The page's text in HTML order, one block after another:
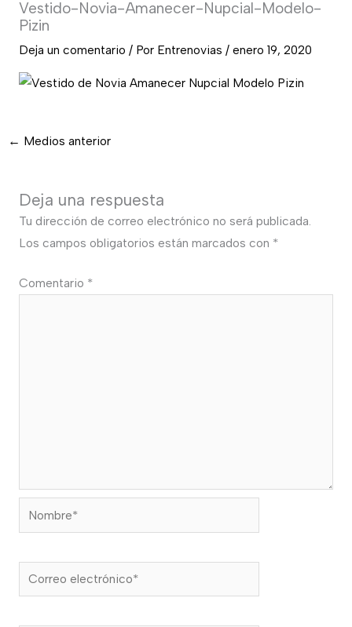
Vestido-Novia-Amanecer-Nupcial-Modelo-
Pizin
Deja un comentario / Por Entrenovias / enero 19, 2020
← Medios anterior
Deja una respuesta
Tu dirección de correo electrónico no será publicada.
Los campos obligatorios están marcados con *
Comentario *
Nombre*
Correo
electrónico*